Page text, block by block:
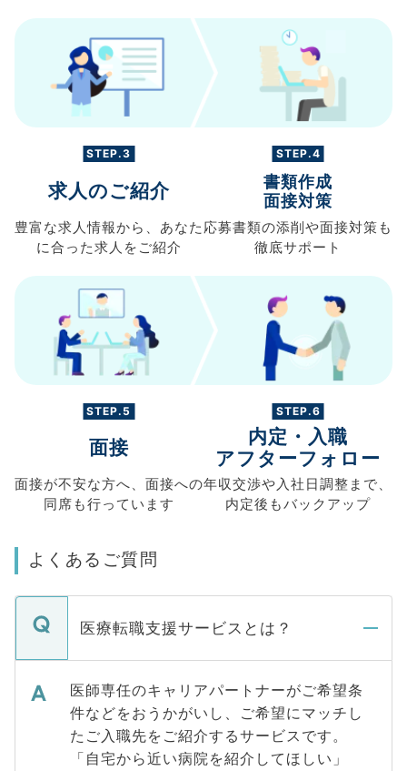
STEP.3
求人のご紹介
豊富な求人情報から、 あなた
に合った求人を ご紹介
STEP.4
書類作成
面接対策
応募書類の添削や面接対策も
徹底サポート
STEP.5
面接
面接が不安な方へ、 面接への
同席も行っています
STEP.6
内定・入職
アフターフォロー
年収交渉や入社日調整まで、
内定後もバックアップ
よくあるご質問
医療転職支援サービスとは？
医師専任のキャリアパートナーがご希望条
件などをおうかがいし、ご希望にマッチし
たご入職先をご紹介するサービスです。
「自宅から近い病院を紹介してほしい」